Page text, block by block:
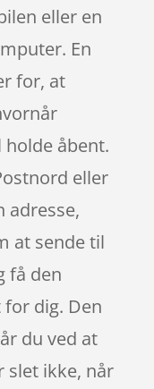
eller en
En
for, at
holde åbent.
eller
adresse,
at sende til
få den
dig. Den
du ved at
slet ikke, når